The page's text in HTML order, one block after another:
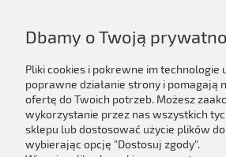
Do koszyka
Dbamy o Twoją
Pliki cookies i pokrewne im technologie
poprawne działanie strony i pomagają
ofertę do Twoich potrzeb. Możesz
wykorzystanie przez nas wszystkich
sklepu lub dostosować użycie plików
wybierając opcję "Dostosuj zgody".